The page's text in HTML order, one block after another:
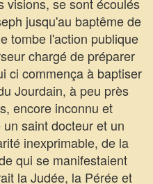
jusqu'au baptême de
tombe l'action publique
chargé de préparer
ci commença à baptiser
Jourdain, à peu près
encore inconnu et
saint docteur et un
inexprimable, de la
qui se manifestaient
la Judée, la Pérée et